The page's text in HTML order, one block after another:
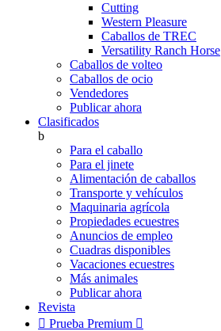
Cutting
Western Pleasure
Caballos de TREC
Versatility Ranch Horse
Caballos de volteo
Caballos de ocio
Vendedores
Publicar ahora
Clasificados
b
Para el caballo
Para el jinete
Alimentación de caballos
Transporte y vehículos
Maquinaria agrícola
Propiedades ecuestres
Anuncios de empleo
Cuadras disponibles
Vacaciones ecuestres
Más animales
Publicar ahora
Revista
 Prueba Premium 